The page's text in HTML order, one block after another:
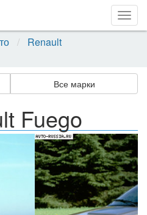
Renault
Все марки
Fuego